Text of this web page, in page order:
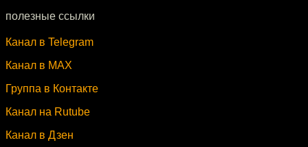
полезные ссылки
Канал в Telegram
Канал в MAX
Группа в Контакте
Канал на Rutube
Канал в Дзен